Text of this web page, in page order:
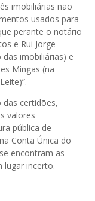
imobiliárias não
usados para
perante o notário
e Rui Jorge
das imobiliárias) e
Mingas (na
das certidões,
valores
pública de
Conta Única do
encontram as
lugar incerto.